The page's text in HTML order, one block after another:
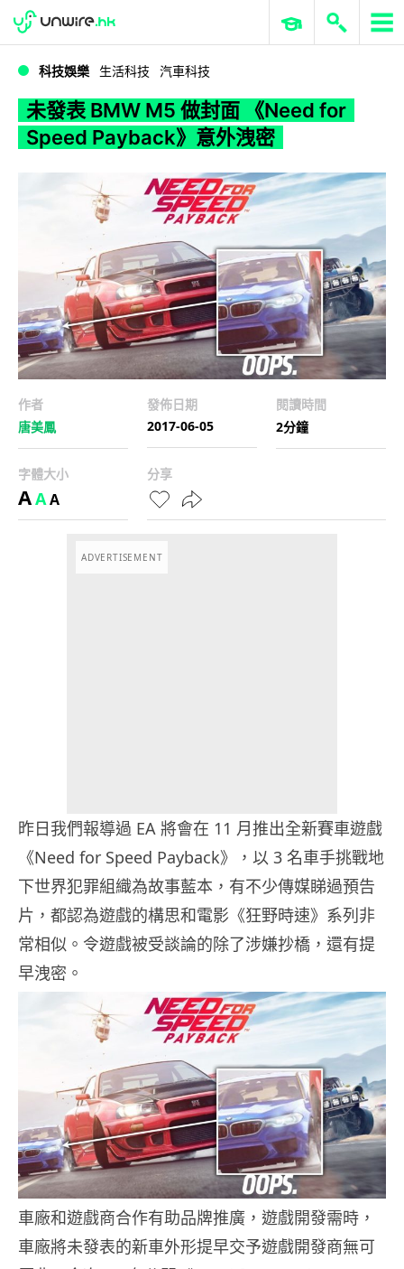
WWDC 2026 ERP 與商業 AI
科技娛樂 生活科技 汽車科技
未發表 BMW M5 做封面 《Need for
Speed Payback》意外洩密
作者
唐美鳳
發佈日期
2017-06-05
閱讀時間
2分鐘
字體大小
AAA
分享
ADVERTISEMENT
昨日我們報導過 EA 將會在 11 月推出全新賽車遊戲
《Need for Speed Payback》，以 3 名車手挑戰地
下世界犯罪組織為故事藍本，有不少傳媒睇過預告
片，都認為遊戲的構思和電影《狂野時速》系列非
常相似。令遊戲被受談論的除了涉嫌抄橋，還有提
早洩密。
車廠和遊戲商合作有助品牌推廣，遊戲開發需時，
車廠將未發表的新車外形提早交予遊戲開發商無可